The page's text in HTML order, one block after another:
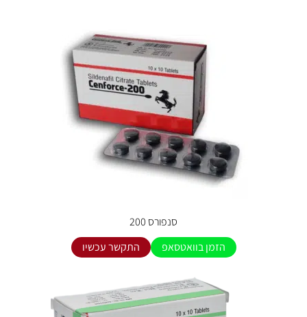
סנפורס 200
הזמן בוואטסאפ
התקשר עכשיו